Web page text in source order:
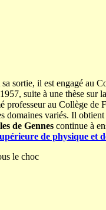
sortie, il est engagé au
suite à une thèse sur
professeur au Collège de
domaines variés. Il
de Gennes continue à
de physique et
le choc